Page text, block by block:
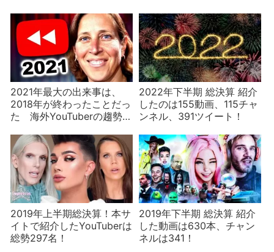
2021年最大の出来事は、
2018年が終わったことだっ
た 海外YouTuberの趨勢か
2022年下半期 総決算 紹介
したのは155動画、115チャ
ンネル、391ツイート！
2019年上半期総決算！本サ
イトで紹介したYouTuberは
総勢297名！
2019年下半期 総決算 紹介
した動画は630本、チャン
ネルは341！